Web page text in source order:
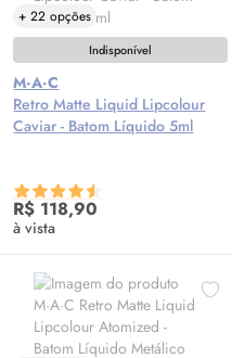
+ 22 opções
Indisponível
M·A·C
Retro Matte Liquid Lipcolour
Caviar - Batom Líquido 5ml
R$ 118,90
à vista